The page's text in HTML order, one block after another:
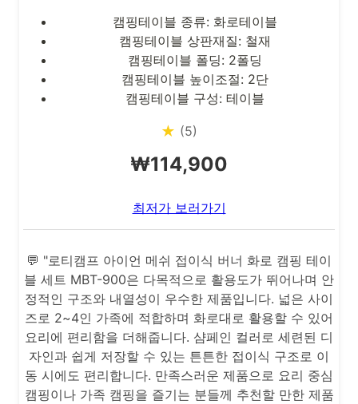
캠핑테이블 종류: 화로테이블
캠핑테이블 상판재질: 철재
캠핑테이블 폴딩: 2폴딩
캠핑테이블 높이조절: 2단
캠핑테이블 구성: 테이블
★ (5)
₩114,900
최저가 보러가기
💬 "로티캠프 아이언 메쉬 접이식 버너 화로 캠핑 테이
블 세트 MBT-900은 다목적으로 활용도가 뛰어나며 안
정적인 구조와 내열성이 우수한 제품입니다. 넓은 사이
즈로 2~4인 가족에 적합하며 화로대로 활용할 수 있어
요리에 편리함을 더해줍니다. 샴페인 컬러로 세련된 디
자인과 쉽게 저장할 수 있는 튼튼한 접이식 구조로 이
동 시에도 편리합니다. 만족스러운 제품으로 요리 중심
캠핑이나 가족 캠핑을 즐기는 분들께 추천할 만한 제품